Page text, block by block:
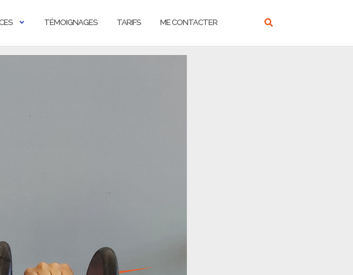
TÉMOIGNAGES TARIFS ME CONTACTER